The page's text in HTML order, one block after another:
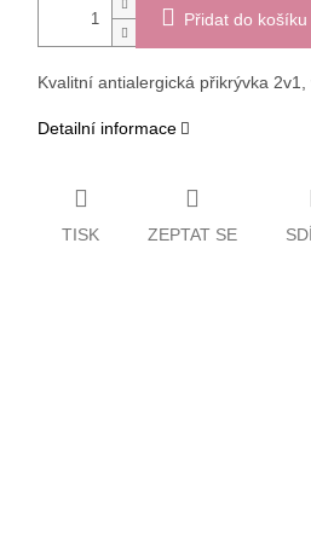
Přidat do košíku
Kvalitní antialergická přikrývka
Detailní informace
TISK ZEPTAT SE